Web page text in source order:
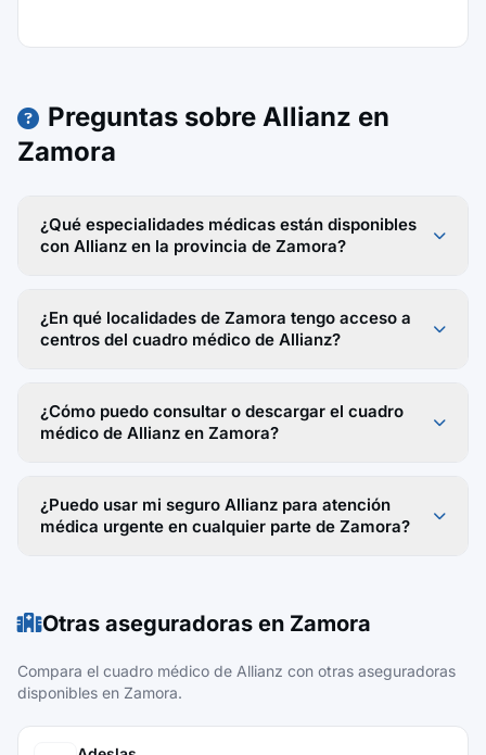
Preguntas sobre Allianz en
Zamora
¿Qué especialidades médicas están disponibles
con Allianz en la provincia de Zamora?
¿En qué localidades de Zamora tengo acceso a
centros del cuadro médico de Allianz?
¿Cómo puedo consultar o descargar el cuadro
médico de Allianz en Zamora?
¿Puedo usar mi seguro Allianz para atención
médica urgente en cualquier parte de Zamora?
Otras aseguradoras en Zamora
Compara el cuadro médico de Allianz con otras aseguradoras
disponibles en Zamora.